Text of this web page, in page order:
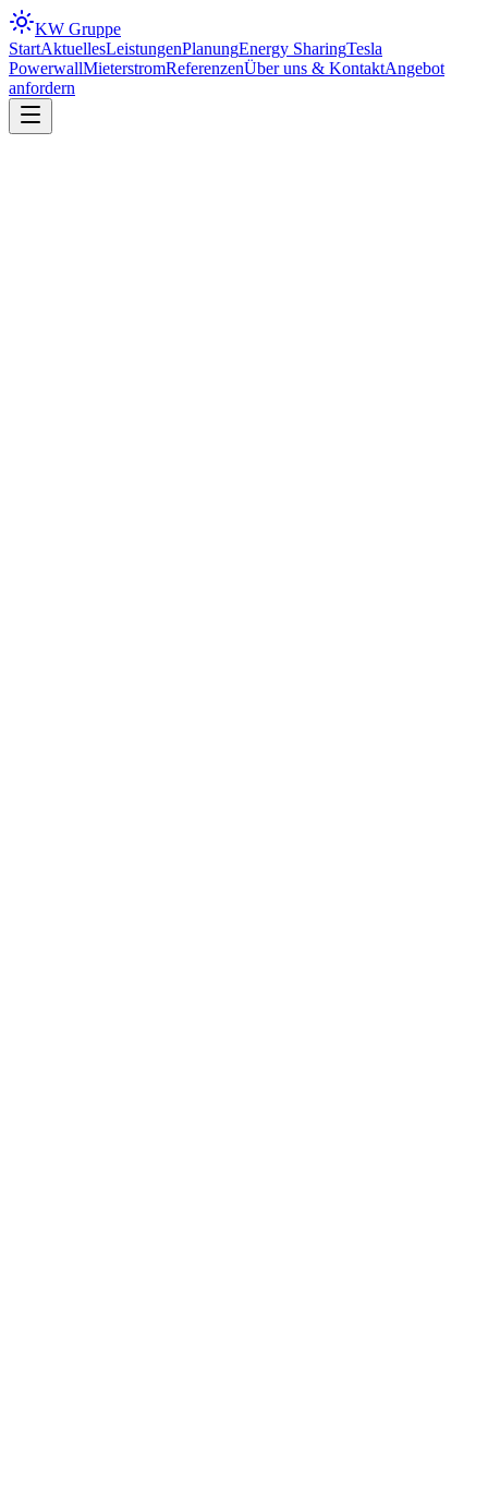
KW Gruppe
StartAktuellesLeistungenPlanungEnergy SharingTesla
PowerwallMieterstromReferenzenÜber uns & KontaktAngebot
anfordern